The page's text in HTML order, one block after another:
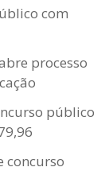
com
processo
público
concurso